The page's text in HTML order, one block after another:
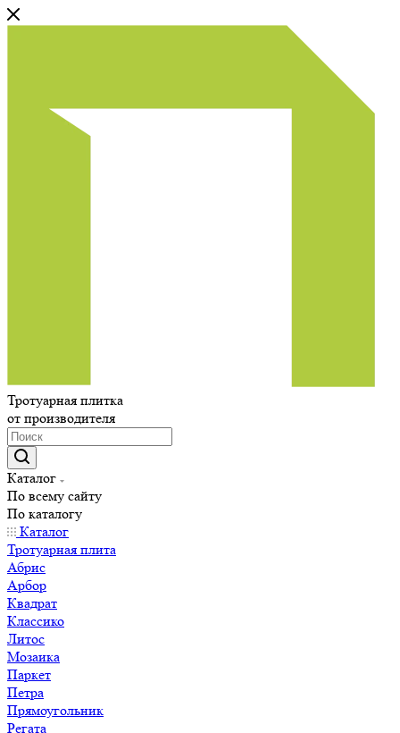
Тротуарная плитка
от производителя
Каталог
По всему сайту
По каталогу
Каталог
Тротуарная плита
Абрис
Арбор
Квадрат
Классико
Литос
Мозаика
Паркет
Петра
Прямоугольник
Регата